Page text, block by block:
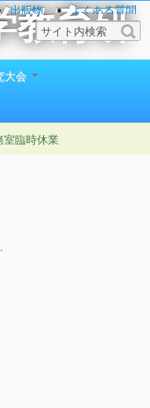
教育研
出版物
よくある質問
大会
室臨時休業